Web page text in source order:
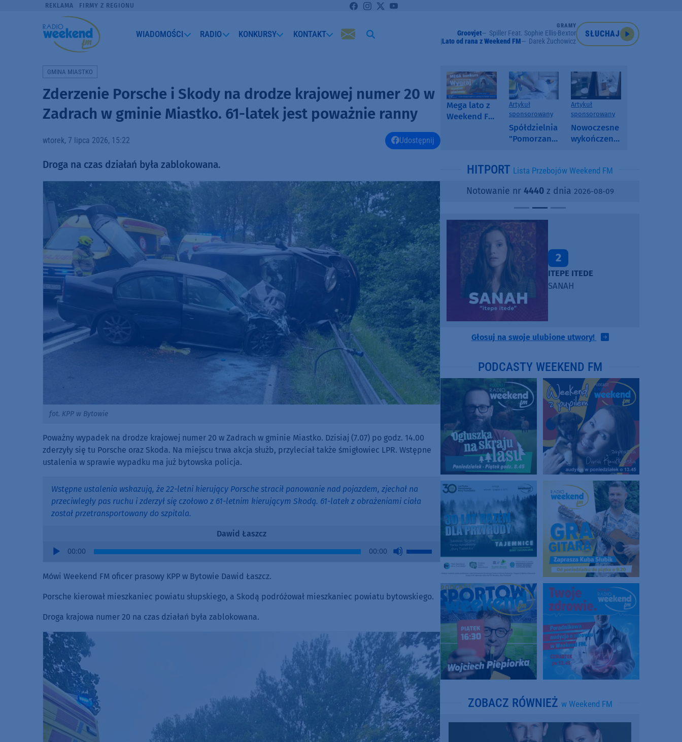
REKLAMA FIRMY Z REGIONU
WIADOMOŚCI RADIO KONKURSY KONTAKT
GRAMY
Groovjet
Spiller Feat. Sophie Ellis-Bextor
Lato od rana z Weekend FM
Darek Żuchowicz
SŁUCHAJ
GMINA MIASTKO
Zderzenie Porsche i Skody na drodze krajowej numer 20 w
Zadrach w gminie Miastko. 61-latek jest poważnie ranny
wtorek, 7 lipca 2026, 15:22 Udostępnij
Droga na czas działań była zablokowana.
fot. KPP w Bytowie
Poważny wypadek na drodze krajowej numer 20 w Zadrach w gminie Miastko. Dzisiaj (7.07) po godz. 14.00
zderzyły się tu Porsche oraz Skoda. Na miejscu trwa akcja służb, przyleciał także śmigłowiec LPR. Wstępne
ustalenia w sprawie wypadku ma już bytowska policja.
Wstępne ustalenia wskazują, że 22-letni kierujący Porsche stracił panowanie nad pojazdem, zjechał na
przeciwległy pas ruchu i zderzył się czołowo z 61-letnim kierującym Skodą. 61-latek z obrażeniami ciała
został przetransportowany do szpitala.
Dawid Łaszcz
Audio
00:00 00:00
Use
Up/Down
to
decrease
volume.
Mówi Weekend FM oficer prasowy KPP w Bytowie Dawid Łaszcz.
Porsche kierował mieszkaniec powiatu słupskiego, a Skodą podróżował mieszkaniec powiatu bytowskiego.
Droga krajowa numer 20 na czas działań była zablokowana.
Mega lato z
Weekend FM
Artykuł
sponsorowany
Spółdzielnia
"Pomorzanka"
informuje o
i ofertach
najmu
Artykuł
sponsorowany
Nowoczesne
wykończenia
SPC, WPC i
kamienny
HITPORT Lista Przebojów Weekend FM
Notowanie nr 4440z dnia 2026-08-09
2
ITEPE ITEDE
SANAH
Głosuj na swoje ulubione utwory!
PODCASTY WEEKEND FM
ZOBACZ RÓWNIEŻ w Weekend FM